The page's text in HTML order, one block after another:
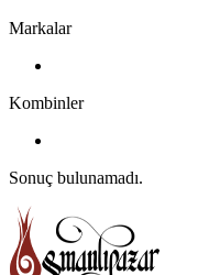
Markalar
Kombinler
Sonuç bulunamadı.